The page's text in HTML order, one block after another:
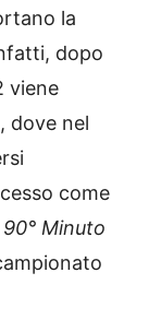
la
dopo
viene
dove nel
come
Minuto